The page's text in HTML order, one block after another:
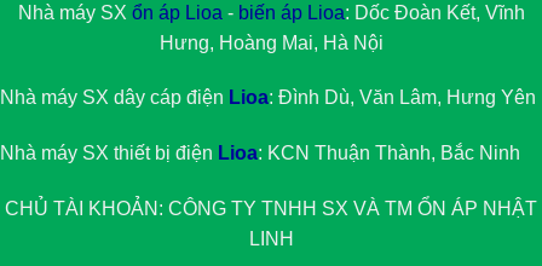
Nhà máy SX ổn áp Lioa - biến áp Lioa: Dốc Đoàn Kết, Vĩnh
Hưng, Hoàng Mai, Hà Nội
Nhà máy SX dây cáp điện Lioa: Đình Dù, Văn Lâm, Hưng Yên
Nhà máy SX thiết bị điện Lioa: KCN Thuận Thành, Bắc Ninh
CHỦ TÀI KHOẢN: CÔNG TY TNHH SX VÀ TM ỔN ÁP NHẬT
LINH